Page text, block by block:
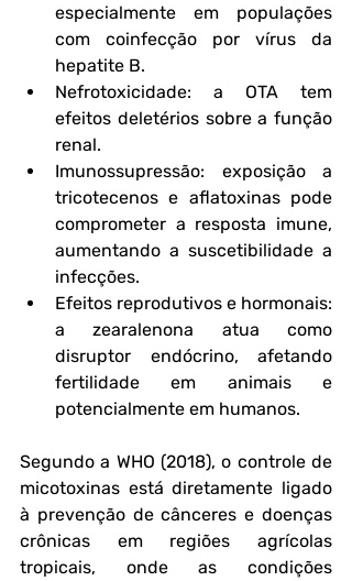
especialmente em populações
com coinfecção por vírus da
hepatite B.
Nefrotoxicidade: a OTA tem
efeitos deletérios sobre a função
renal.
Imunossupressão: exposição a
tricotecenos e aflatoxinas pode
comprometer a resposta imune,
aumentando a suscetibilidade a
infecções.
Efeitos reprodutivos e hormonais:
a zearalenona atua como
disruptor endócrino, afetando
fertilidade em animais e
potencialmente em humanos.
Segundo a WHO (2018), o controle de
micotoxinas está diretamente ligado
à prevenção de cânceres e doenças
crônicas em regiões agrícolas
tropicais, onde as condições